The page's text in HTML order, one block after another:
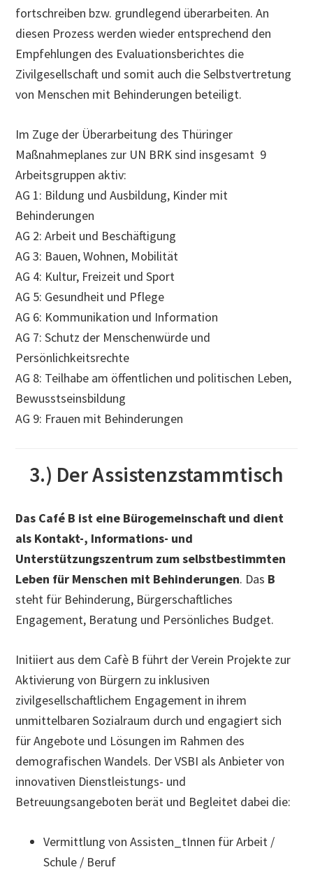
fortschreiben bzw. grundlegend überarbeiten. An
diesen Prozess werden wieder entsprechend den
Empfehlungen des Evaluationsberichtes die
Zivilgesellschaft und somit auch die Selbstvertretung
von Menschen mit Behinderungen beteiligt.
Im Zuge der Überarbeitung des Thüringer
Maßnahmeplanes zur UN BRK sind insgesamt 9
Arbeitsgruppen aktiv:
AG 1: Bildung und Ausbildung, Kinder mit
Behinderungen
AG 2: Arbeit und Beschäftigung
AG 3: Bauen, Wohnen, Mobilität
AG 4: Kultur, Freizeit und Sport
AG 5: Gesundheit und Pflege
AG 6: Kommunikation und Information
AG 7: Schutz der Menschenwürde und
Persönlichkeitsrechte
AG 8: Teilhabe am öffentlichen und politischen Leben,
Bewusstseinsbildung
AG 9: Frauen mit Behinderungen
3.) Der Assistenzstammtisch
Das Café B ist eine Bürogemeinschaft und dient
als Kontakt-, Informations- und
Unterstützungszentrum zum selbstbestimmten
Leben für Menschen mit Behinderungen. Das B
steht für Behinderung, Bürgerschaftliches
Engagement, Beratung und Persönliches Budget.
Initiiert aus dem Cafè B führt der Verein Projekte zur
Aktivierung von Bürgern zu inklusiven
zivilgesellschaftlichem Engagement in ihrem
unmittelbaren Sozialraum durch und engagiert sich
für Angebote und Lösungen im Rahmen des
demografischen Wandels. Der VSBI als Anbieter von
innovativen Dienstleistungs- und
Betreuungsangeboten berät und Begleitet dabei die:
Vermittlung von Assisten_tInnen für Arbeit /
Schule / Beruf